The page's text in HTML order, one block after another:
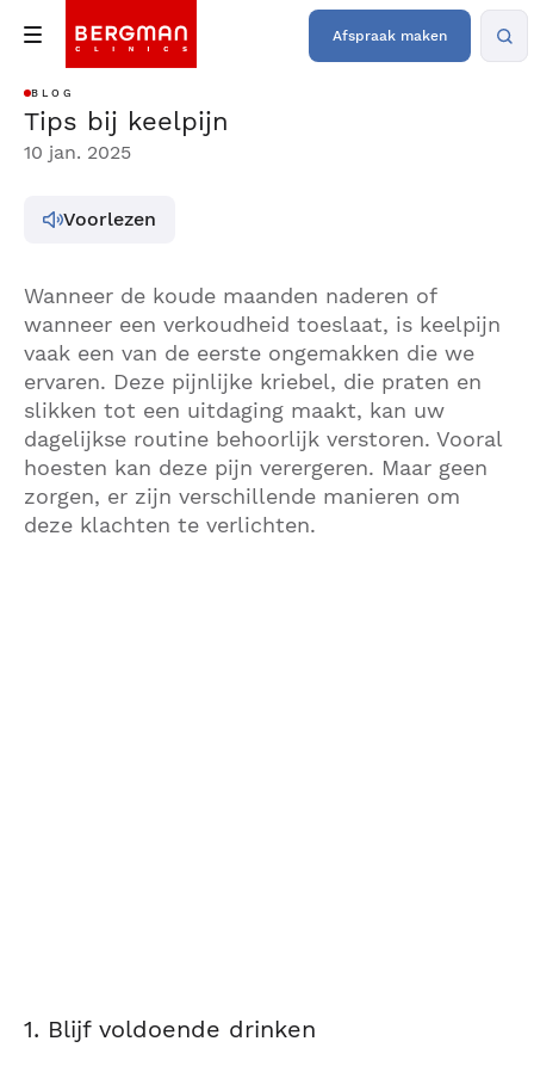
Afspraak maken
BLOG
Tips bij keelpijn
10 jan. 2025
Voorlezen
Wanneer de koude maanden naderen of
wanneer een verkoudheid toeslaat, is keelpijn
vaak een van de eerste ongemakken die we
ervaren. Deze pijnlijke kriebel, die praten en
slikken tot een uitdaging maakt, kan uw
dagelijkse routine behoorlijk verstoren. Vooral
hoesten kan deze pijn verergeren. Maar geen
zorgen, er zijn verschillende manieren om
deze klachten te verlichten.
1. Blijf voldoende drinken